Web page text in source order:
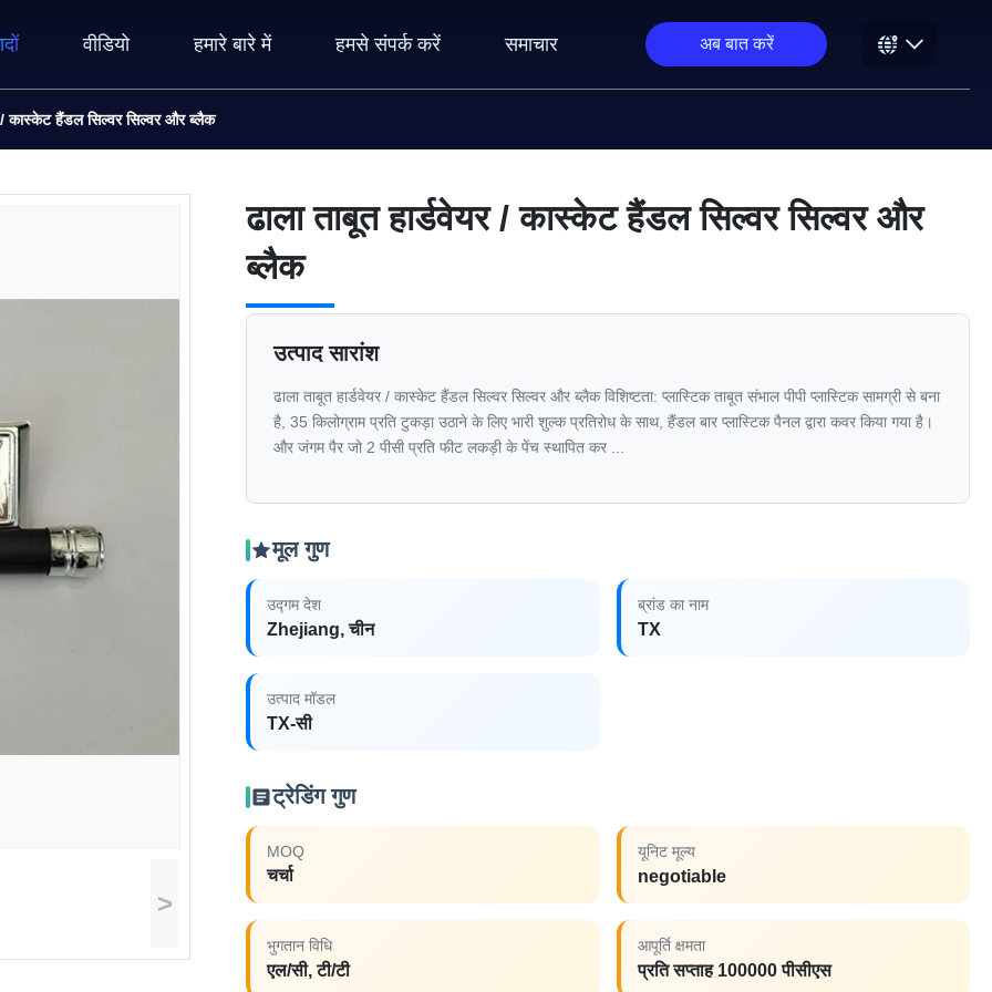
वीडियो हमारे बारे में हमसे संपर्क करें समाचार अब बात करें
/ कास्केट हैंडल सिल्वर सिल्वर और ब्लैक
>
ढाला ताबूत हार्डवेयर / कास्केट हैंडल सिल्वर सिल्वर और
ब्लैक
उत्पाद सारांश
ढाला ताबूत हार्डवेयर / कास्केट हैंडल सिल्वर सिल्वर और ब्लैक विशिष्टता: प्लास्टिक ताबूत संभाल पीपी प्लास्टिक सामग्री से बना
है, 35 किलोग्राम प्रति टुकड़ा उठाने के लिए भारी शुल्क प्रतिरोध के साथ, हैंडल बार प्लास्टिक पैनल द्वारा कवर किया गया है।
और जंगम पैर जो 2 पीसी प्रति फीट लकड़ी के पेंच स्थापित कर ...
मूल गुण
उद्गम देश
Zhejiang, चीन
ब्रांड का नाम
TX
उत्पाद मॉडल
TX-सी
ट्रेडिंग गुण
MOQ
चर्चा
यूनिट मूल्य
negotiable
भुगतान विधि
एल/सी, टी/टी
आपूर्ति क्षमता
प्रति सप्ताह 100000 पीसीएस